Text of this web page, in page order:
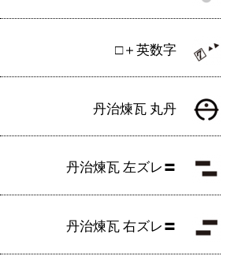
□＋英数字
丹治煉瓦 丸丹
丹治煉瓦 左ズレ〓
丹治煉瓦 右ズレ〓